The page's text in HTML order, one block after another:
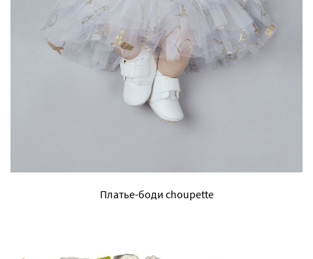
Платье-боди choupette